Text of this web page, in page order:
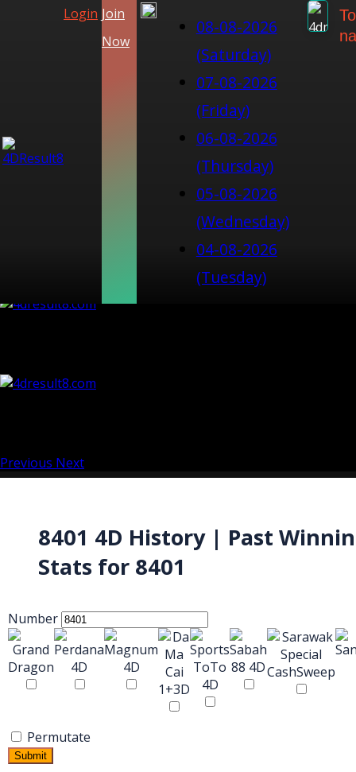
Login Join
Now
08-08-2026
(Saturday)
07-08-2026
(Friday)
06-08-2026
(Thursday)
05-08-2026
(Wednesday)
04-08-2026
(Tuesday)
Previous Next
8401 4D History | Past
Stats for 8401
Number
Permutate
Submit